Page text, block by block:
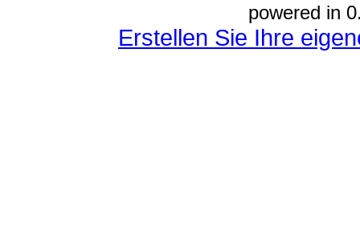
powered in
Erstellen Sie Ihre